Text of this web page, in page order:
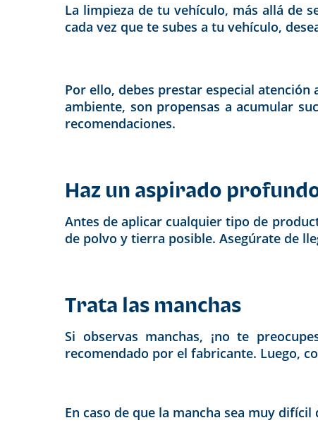
La limpieza de tu vehículo, más allá de
cada vez que te subes a tu vehículo,
Por ello, debes prestar especial
ambiente, son propensas a acumular
recomendaciones.
Haz un aspirado
Antes de aplicar cualquier tipo de
de polvo y tierra posible. Asegúrate de
Trata las manchas
Si observas manchas, ¡no te
recomendado por el fabricante. Luego,
En caso de que la mancha sea muy